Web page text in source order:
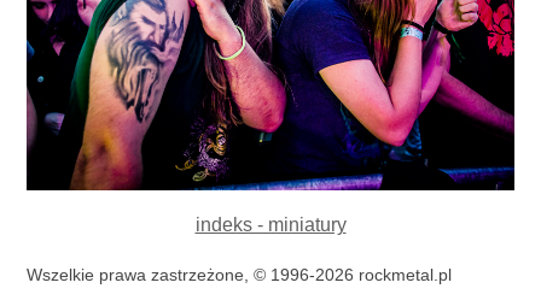
indeks - miniatury
Wszelkie prawa zastrzeżone, © 1996-2026 rockmetal.pl